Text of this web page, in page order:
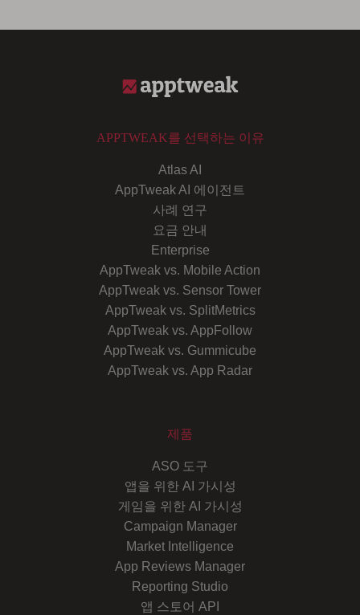
APPTWEAK를 선택하는 이유
Atlas AI
AppTweak AI 에이전트
사례 연구
요금 안내
Enterprise
AppTweak vs. Mobile Action
AppTweak vs. Sensor Tower
AppTweak vs. SplitMetrics
AppTweak vs. AppFollow
AppTweak vs. Gummicube
AppTweak vs. App Radar
제품
ASO 도구
앱을 위한 AI 가시성
게임을 위한 AI 가시성
Campaign Manager
Market Intelligence
App Reviews Manager
Reporting Studio
앱 스토어 API